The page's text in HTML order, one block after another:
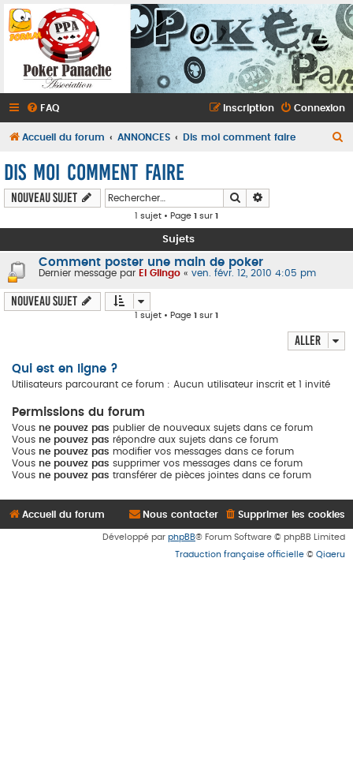
FAQ Connexion
Inscription
Accueil du forum ANNONCES Dis moi comment faire
Dis moi comment faire
Nouveau sujet Rechercher
1 sujet • Page 1 sur 1
Sujets
Comment poster une main de poker
Dernier message par El Glingo « ven. févr. 12, 2010 4:05 pm
Nouveau sujet
1 sujet • Page 1 sur 1
Aller
Qui est en ligne ?
Utilisateurs parcourant ce forum : Aucun utilisateur inscrit et 1 invité
Permissions du forum
Vous ne pouvez pas publier de nouveaux sujets dans ce forum
Vous ne pouvez pas répondre aux sujets dans ce forum
Vous ne pouvez pas modifier vos messages dans ce forum
Vous ne pouvez pas supprimer vos messages dans ce forum
Vous ne pouvez pas transférer de pièces jointes dans ce forum
Accueil du forum Supprimer les cookies
Nous contacter
Développé par phpBB® Forum Software © phpBB Limited
Traduction française officielle © Qiaeru